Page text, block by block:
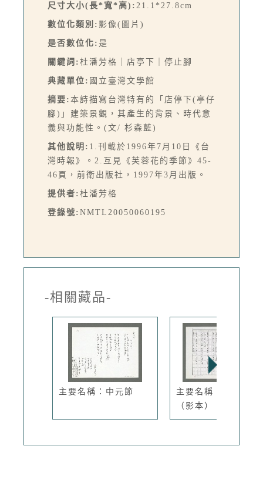
尺寸大小(長*寬*高): 21.1*27.8cm
數位化類別: 影像(圖片)
是否數位化: 是
關鍵詞: 杜潘芳格｜店亭下｜停止腳
典藏單位: 國立臺灣文學館
摘要: 本詩描寫台灣特有的「店停下(亭仔
腳)」建築景觀，其產生的背景、時代意
義與功能性。(文/ 杉森藍)
其他說明: 1.刊載於1996年7月10日《台
灣時報》。2.互見《芙蓉花的季節》45-
46頁，前衛出版社，1997年3月出版。
提供者: 杜潘芳格
登錄號: NMTL20050060195
-相關藏品-
主要名稱：中元節
主要名稱：紗帽山
（影本）